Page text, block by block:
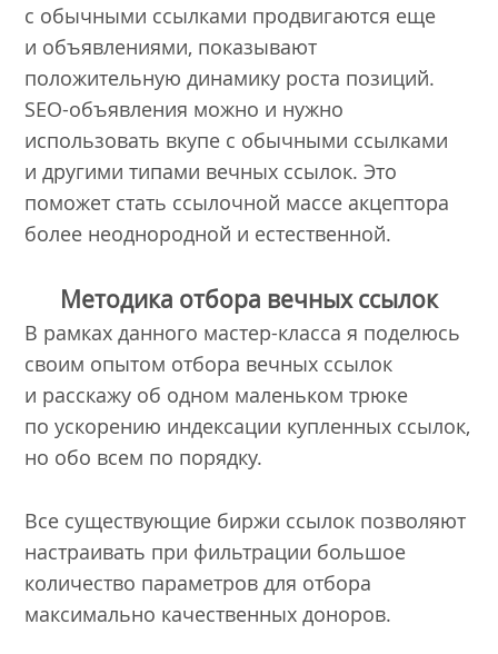
с обычными ссылками продвигаются еще
и объявлениями, показывают
положительную динамику роста позиций.
SEO-объявления можно и нужно
использовать вкупе с обычными ссылками
и другими типами вечных ссылок. Это
поможет стать ссылочной массе акцептора
более неоднородной и естественной.
Методика отбора вечных ссылок
В рамках данного мастер-класса я поделюсь
своим опытом отбора вечных ссылок
и расскажу об одном маленьком трюке
по ускорению индексации купленных ссылок,
но обо всем по порядку.
Все существующие биржи ссылок позволяют
настраивать при фильтрации большое
количество параметров для отбора
максимально качественных доноров.